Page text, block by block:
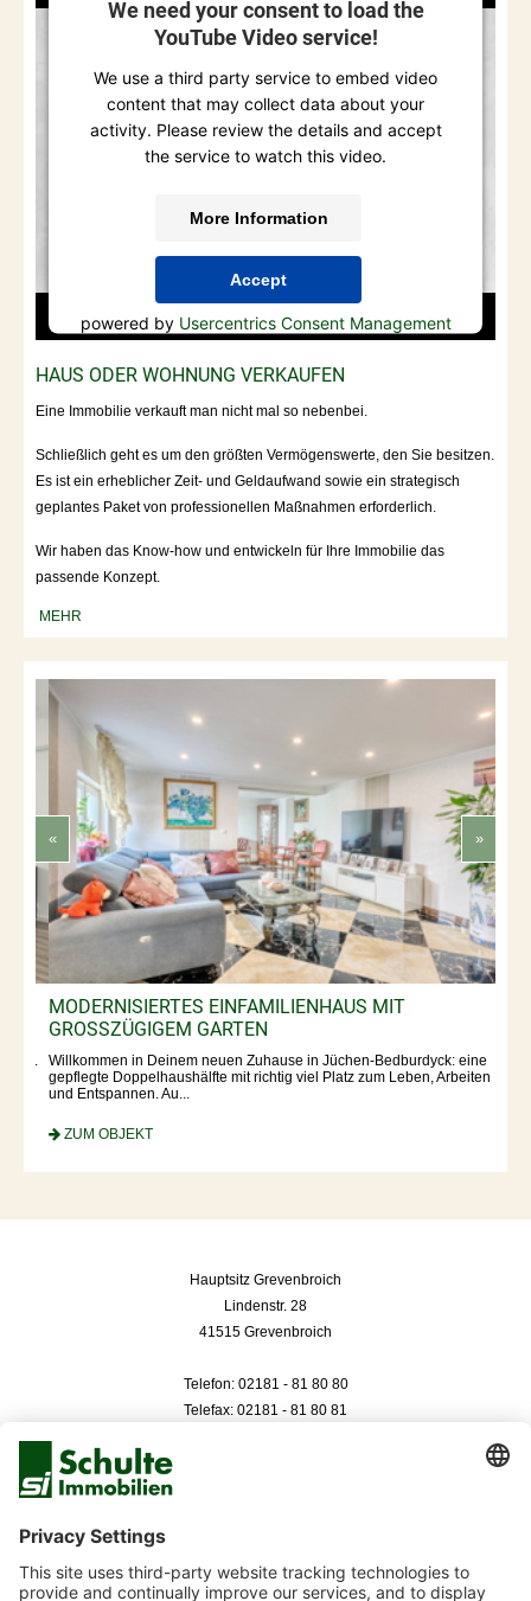
We need your consent to load the
YouTube Video service!
We use a third party service to embed video
content that may collect data about your
activity. Please review the details and accept
the service to watch this video.
More Information
Accept
powered by Usercentrics Consent Management
Platform
HAUS ODER WOHNUNG VERKAUFEN
Eine Immobilie verkauft man nicht mal so nebenbei.
Schließlich geht es um den größten Vermögenswerte, den Sie besitzen.
Es ist ein erheblicher Zeit- und Geldaufwand sowie ein strategisch
geplantes Paket von professionellen Maßnahmen erforderlich.
Wir haben das Know-how und entwickeln für Ihre Immobilie das
passende Konzept.
MEHR
«
MODERNISIERTES EINFAMILIENHAUS MIT
GROSSZÜGIGEM GARTEN
Willkommen in Deinem neuen Zuhause in Jüchen-Bedburdyck: eine
gepflegte Doppelhaushälfte mit richtig viel Platz zum Leben, Arbeiten
und Entspannen. Au...
ZUM OBJEKT
»
Hauptsitz Grevenbroich
Lindenstr. 28
41515 Grevenbroich
Telefon: 02181 - 81 80 80
Telefax: 02181 - 81 80 81
Telefax: 0211 - 99 33 051